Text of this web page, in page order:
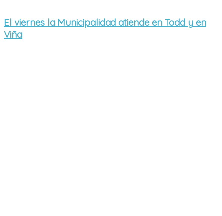
El viernes la Municipalidad atiende en Todd y en
Viña